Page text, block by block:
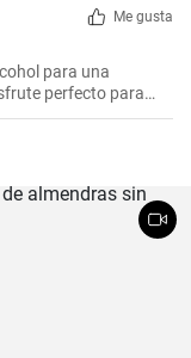
Me gusta
para una
perfecto para
Sírvelo con tus